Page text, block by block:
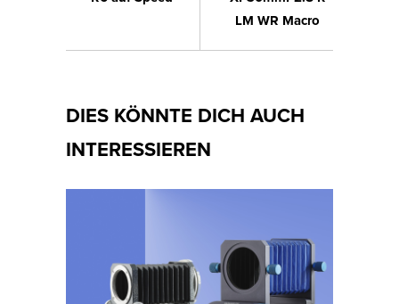
LM WR Macro
DIES KÖNNTE DICH AUCH
INTERESSIEREN